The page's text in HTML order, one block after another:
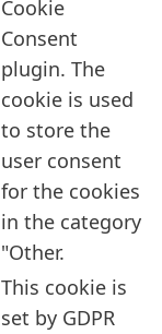
Cookie
Consent
plugin. The
cookie is used
to store the
user consent
for the cookies
in the category
"Other.
This cookie is
set by GDPR